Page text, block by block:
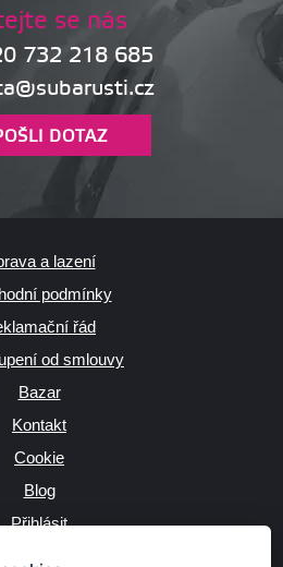
se nás
732 218 685
DOTAZ
a lazení
podmínky
řád
od smlouvy
Bazar
Kontakt
Cookie
Blog
Přihlásit